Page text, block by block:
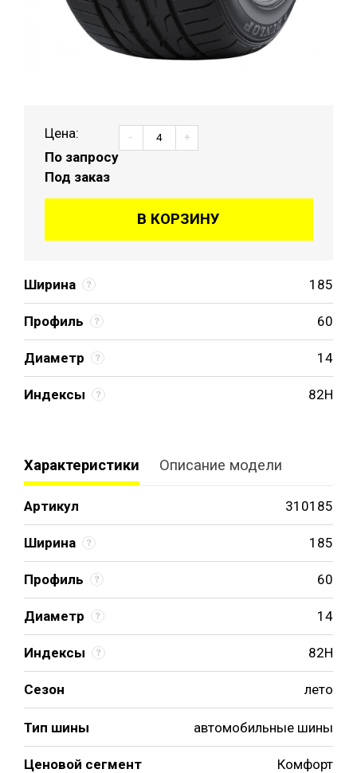
Ширина 185
Профиль 60
Диаметр 14
Индексы 82H
Цена:
По запросу
Под заказ
- +
В КОРЗИНУ
Характеристики Описание модели
Артикул 310185
Ширина 185
Профиль 60
Диаметр 14
Индексы 82H
Сезон лето
Тип шины автомобильные шины
Ценовой сегмент Комфорт